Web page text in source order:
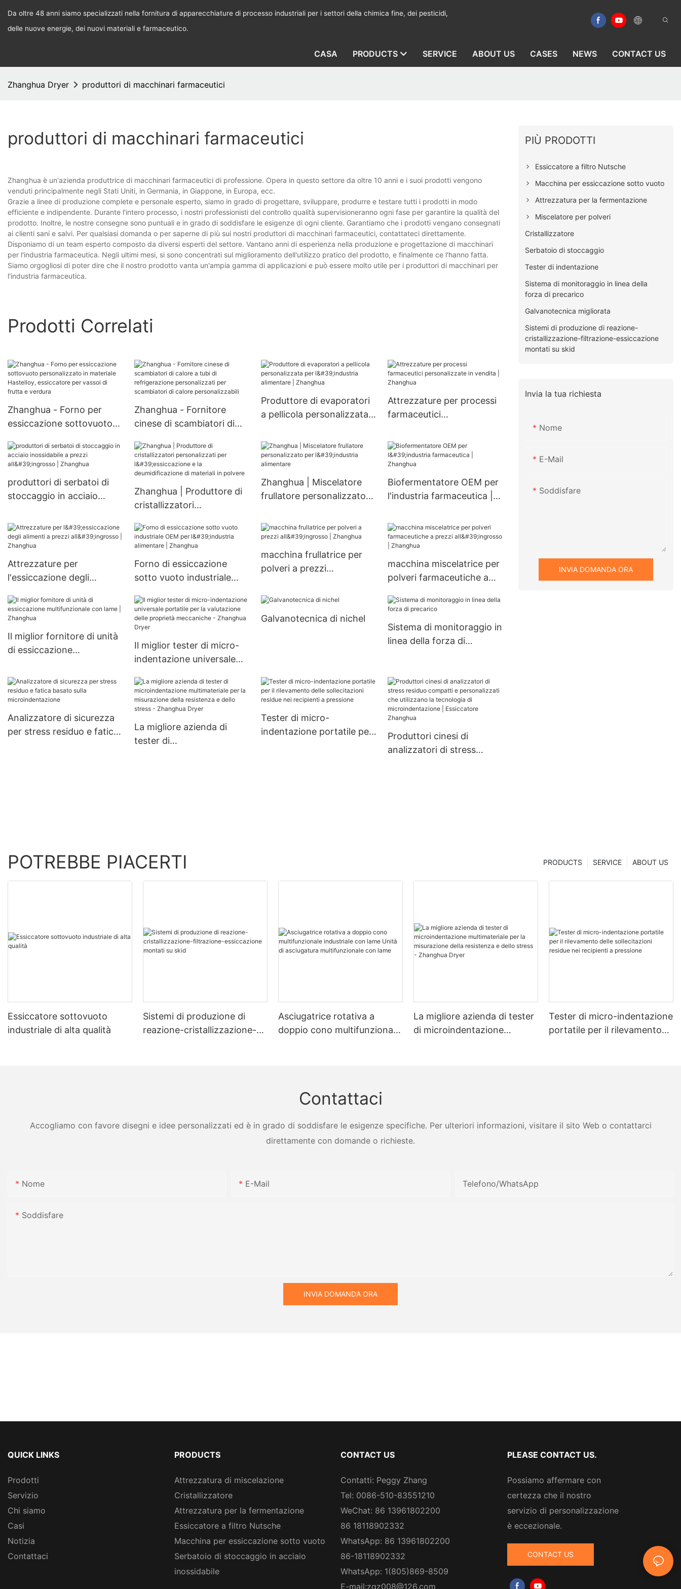
Da oltre 48 anni siamo specializzati nella fornitura di apparecchiature di processo industriali per i settori della chimica fine, dei pesticidi,
delle nuove energie, dei nuovi materiali e farmaceutico.
CASA PRODUCTS SERVICE ABOUT US CASES NEWS CONTACT US
Zhanghua Dryer produttori di macchinari farmaceutici
produttori di macchinari farmaceutici
Zhanghua è un'azienda produttrice di macchinari farmaceutici di professione. Opera in questo settore da oltre 10 anni e i suoi prodotti vengono
venduti principalmente negli Stati Uniti, in Germania, in Giappone, in Europa, ecc.
Grazie a linee di produzione complete e personale esperto, siamo in grado di progettare, sviluppare, produrre e testare tutti i prodotti in modo
efficiente e indipendente. Durante l'intero processo, i nostri professionisti del controllo qualità supervisioneranno ogni fase per garantire la qualità del
prodotto. Inoltre, le nostre consegne sono puntuali e in grado di soddisfare le esigenze di ogni cliente. Garantiamo che i prodotti vengano consegnati
ai clienti sani e salvi. Per qualsiasi domanda o per saperne di più sui nostri produttori di macchinari farmaceutici, contattateci direttamente.
Disponiamo di un team esperto composto da diversi esperti del settore. Vantano anni di esperienza nella produzione e progettazione di macchinari
per l'industria farmaceutica. Negli ultimi mesi, si sono concentrati sul miglioramento dell'utilizzo pratico del prodotto, e finalmente ce l'hanno fatta.
Siamo orgogliosi di poter dire che il nostro prodotto vanta un'ampia gamma di applicazioni e può essere molto utile per i produttori di macchinari per
l'industria farmaceutica.
Prodotti Correlati
Zhanghua - Forno per
essiccazione sottovuoto
Hastelloy, essiccatore per
vassoi di frutta e verdura
Zhanghua - Fornitore
cinese di scambiatori di
refrigerazione
personalizzati per
scambiatori di calore
personalizzabili
Produttore di evaporatori
a pellicola personalizzata
Zhanghua
Attrezzature per processi
farmaceutici
Zhanghua
produttori di serbatoi di
stoccaggio in acciaio
all'ingrosso | Zhanghua
Zhanghua | Produttore di
cristallizzatori
l'essiccazione e la
deumidificazione di
materiali in polvere
Zhanghua | Miscelatore
frullatore personalizzato
Biofermentatore OEM per
l'industria farmaceutica |
Attrezzature per
l'essiccazione degli
all'ingrosso | Zhanghua
Forno di essiccazione
sotto vuoto industriale
alimentare | Zhanghua
macchina frullatrice per
polveri a prezzi
macchina miscelatrice per
polveri farmaceutiche a
Zhanghua
Il miglior fornitore di unità
di essiccazione
Zhanghua
Il miglior tester di micro-
indentazione universale
delle proprietà
meccaniche - Zhanghua
Dryer
Galvanotecnica di nichel
Sistema di monitoraggio in
linea della forza di
Analizzatore di sicurezza
per stress residuo e fatica
La migliore azienda di
tester di
Tester di micro-
indentazione portatile per
Produttori cinesi di
analizzatori di stress
PIÙ PRODOTTI
Essiccatore a filtro Nutsche
Macchina per essiccazione sotto vuoto
Attrezzatura per la fermentazione
Miscelatore per polveri
Cristallizzatore
Serbatoio di stoccaggio
Tester di indentazione
Sistema di monitoraggio in linea della
forza di precarico
Galvanotecnica migliorata
Sistemi di produzione di reazione-
cristallizzazione-filtrazione-essiccazione
montati su skid
Invia la tua richiesta
Nome
E-Mail
Soddisfare
INVIA DOMANDA ORA
POTREBBE PIACERTI ABOUT US
SERVICE
PRODUCTS
Essiccatore sottovuoto
industriale di alta qualità
Sistemi di produzione di
reazione-cristallizzazione-
Asciugatrice rotativa a
doppio cono multifunzionale
La migliore azienda di tester
di microindentazione
Tester di micro-indentazione
portatile per il rilevamento
Contattaci
Accogliamo con favore disegni e idee personalizzati ed è in grado di soddisfare le esigenze specifiche. Per ulteriori informazioni, visitare il sito Web o contattarci
direttamente con domande o richieste.
Nome E-Mail Telefono/WhatsApp
Soddisfare
INVIA DOMANDA ORA
QUICK LINKS
Prodotti
Servizio
Chi siamo
Casi
Notizia
Contattaci
PRODUCTS
Attrezzatura di miscelazione
Cristallizzatore
Attrezzatura per la fermentazione
Essiccatore a filtro Nutsche
Macchina per essiccazione sotto vuoto
Serbatoio di stoccaggio in acciaio
inossidabile
CONTACT US
Contatti: Peggy Zhang
Tel: 0086-510-83551210
WeChat: 86 13961802200
86 18118902332
WhatsApp: 86 13961802200
86-18118902332
WhatsApp: 1(805)869-8509
E-mail:zqz008@126.com
PLEASE CONTACT US.
Possiamo affermare con
certezza che il nostro
servizio di personalizzazione
è eccezionale.
CONTACT US